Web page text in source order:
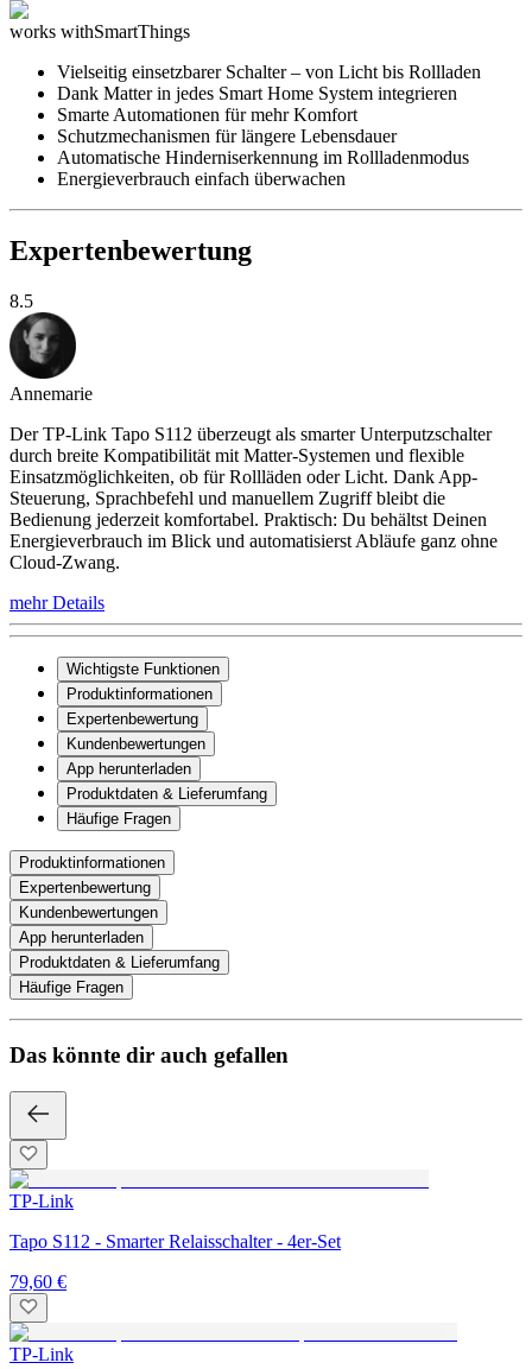
works withSmartThings
Vielseitig einsetzbarer Schalter – von Licht bis Rollladen
Dank Matter in jedes Smart Home System integrieren
Smarte Automationen für mehr Komfort
Schutzmechanismen für längere Lebensdauer
Automatische Hinderniserkennung im Rollladenmodus
Energieverbrauch einfach überwachen
Expertenbewertung
8.5
Annemarie
Der TP-Link Tapo S112 überzeugt als smarter Unterputzschalter
durch breite Kompatibilität mit Matter-Systemen und flexible
Einsatzmöglichkeiten, ob für Rollläden oder Licht. Dank App-
Steuerung, Sprachbefehl und manuellem Zugriff bleibt die
Bedienung jederzeit komfortabel. Praktisch: Du behältst Deinen
Energieverbrauch im Blick und automatisierst Abläufe ganz ohne
Cloud-Zwang.
mehr Details
Wichtigste Funktionen
Produktinformationen
Expertenbewertung
Kundenbewertungen
App herunterladen
Produktdaten & Lieferumfang
Häufige Fragen
Produktinformationen
Expertenbewertung
Kundenbewertungen
App herunterladen
Produktdaten & Lieferumfang
Häufige Fragen
Das könnte dir auch gefallen
TP-Link
Tapo S112 - Smarter Relaisschalter - 4er-Set
79,60 €
TP-Link